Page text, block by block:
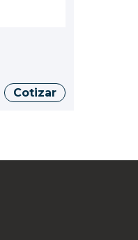
Cotizar